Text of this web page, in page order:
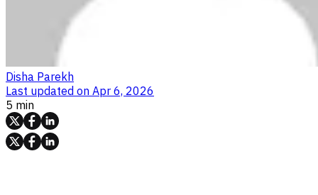
Disha Parekh
Last updated on Apr 6, 2026
5 min